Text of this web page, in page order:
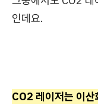
인데요.
CO2 레이저는 이